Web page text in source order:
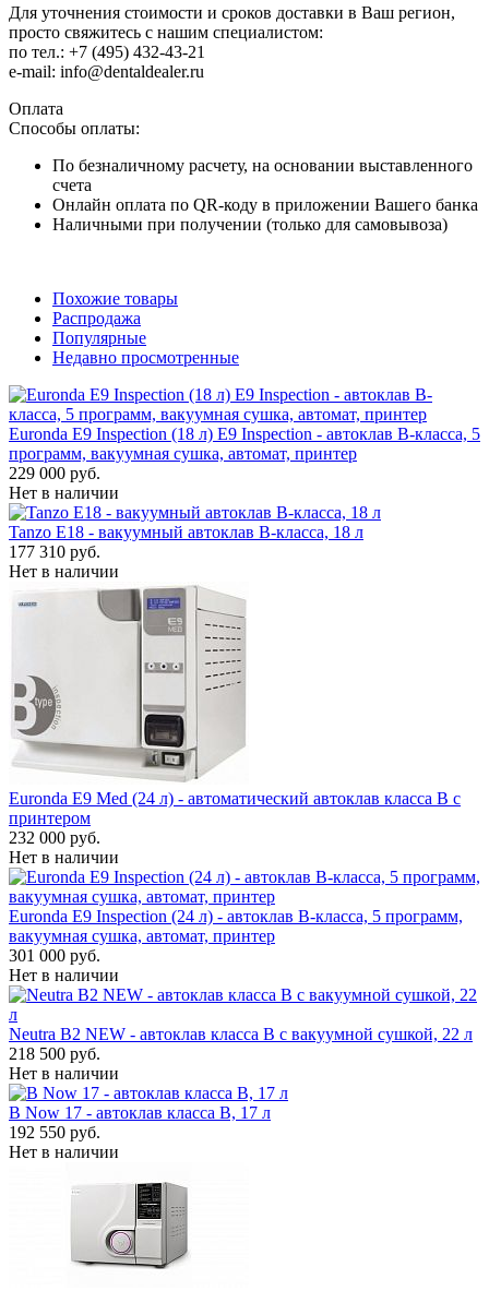
Для уточнения стоимости и сроков доставки в Ваш регион,
просто свяжитесь с нашим специалистом:
по тел.: +7 (495) 432-43-21
e-mail: info@dentaldealer.ru
Оплата
Способы оплаты:
По безналичному расчету, на основании выставленного
счета
Онлайн оплата по QR-коду в приложении Вашего банка
Наличными при получении (только для самовывоза)
Похожие товары
Распродажа
Популярные
Недавно просмотренные
Euronda E9 Inspection (18 л) E9 Inspection - автоклав B-класса, 5
программ, вакуумная сушка, автомат, принтер
229 000 руб.
Нет в наличии
Tanzo E18 - вакуумный автоклав B-класса, 18 л
177 310 руб.
Нет в наличии
Euronda E9 Med (24 л) - автоматический автоклав класса B с
принтером
232 000 руб.
Нет в наличии
Euronda E9 Inspection (24 л) - автоклав B-класса, 5 программ,
вакуумная сушка, автомат, принтер
301 000 руб.
Нет в наличии
Neutra B2 NEW - автоклав класса B с вакуумной сушкой, 22 л
218 500 руб.
Нет в наличии
B Now 17 - автоклав класса B, 17 л
192 550 руб.
Нет в наличии